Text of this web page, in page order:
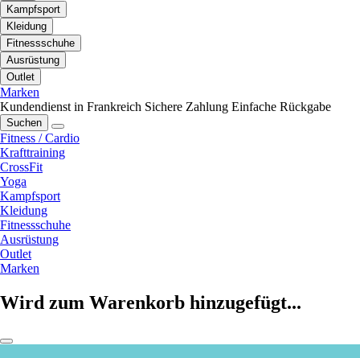
Kampfsport
Kleidung
Fitnessschuhe
Ausrüstung
Outlet
Marken
Kundendienst in Frankreich Sichere Zahlung Einfache Rückgabe
Suchen
Fitness / Cardio
Krafttraining
CrossFit
Yoga
Kampfsport
Kleidung
Fitnessschuhe
Ausrüstung
Outlet
Marken
Wird zum Warenkorb hinzugefügt...